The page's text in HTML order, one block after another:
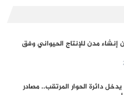
إنشاء مدن للإنتاج الحيواني وفق
دائرة الحوار المرتقب.. مصادر